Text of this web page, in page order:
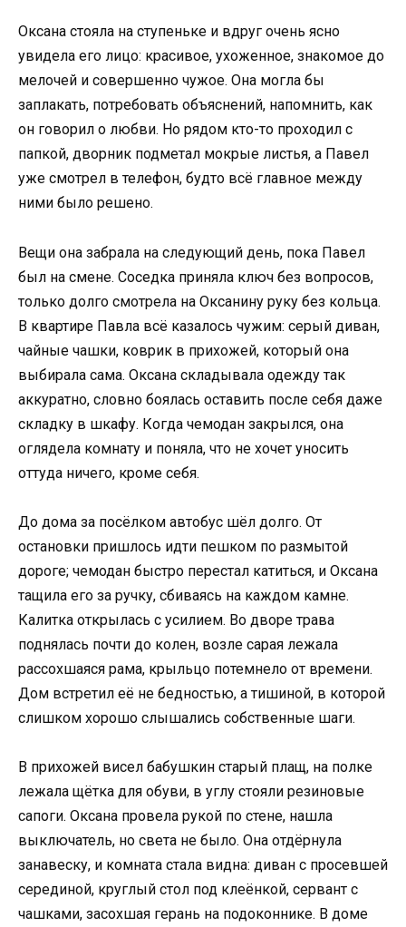
Оксана стояла на ступеньке и вдруг очень ясно
увидела его лицо: красивое, ухоженное, знакомое до
мелочей и совершенно чужое. Она могла бы
заплакать, потребовать объяснений, напомнить, как
он говорил о любви. Но рядом кто-то проходил с
папкой, дворник подметал мокрые листья, а Павел
уже смотрел в телефон, будто всё главное между
ними было решено.
Вещи она забрала на следующий день, пока Павел
был на смене. Соседка приняла ключ без вопросов,
только долго смотрела на Оксанину руку без кольца.
В квартире Павла всё казалось чужим: серый диван,
чайные чашки, коврик в прихожей, который она
выбирала сама. Оксана складывала одежду так
аккуратно, словно боялась оставить после себя даже
складку в шкафу. Когда чемодан закрылся, она
оглядела комнату и поняла, что не хочет уносить
оттуда ничего, кроме себя.
До дома за посёлком автобус шёл долго. От
остановки пришлось идти пешком по размытой
дороге; чемодан быстро перестал катиться, и Оксана
тащила его за ручку, сбиваясь на каждом камне.
Калитка открылась с усилием. Во дворе трава
поднялась почти до колен, возле сарая лежала
рассохшаяся рама, крыльцо потемнело от времени.
Дом встретил её не бедностью, а тишиной, в которой
слишком хорошо слышались собственные шаги.
В прихожей висел бабушкин старый плащ, на полке
лежала щётка для обуви, в углу стояли резиновые
сапоги. Оксана провела рукой по стене, нашла
выключатель, но света не было. Она отдёрнула
занавеску, и комната стала видна: диван с просевшей
серединой, круглый стол под клеёнкой, сервант с
чашками, засохшая герань на подоконнике. В доме